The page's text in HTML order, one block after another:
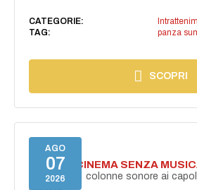
CATEGORIE:
TAG:
panza
SCOPRI
AGO
07
2026
NON C'È CINEMA SENZA
Dalle grandi colonne sonore ai
italiana